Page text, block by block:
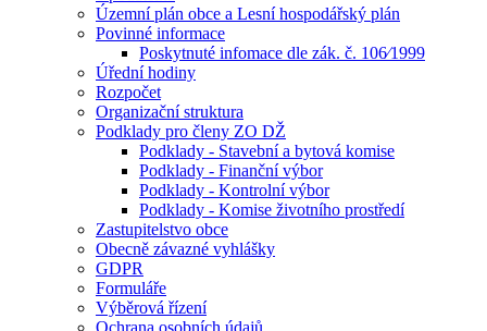
Územní plán obce a Lesní hospodářský plán
Povinné informace
Poskytnuté infomace dle zák. č. 106⁄1999
Úřední hodiny
Rozpočet
Organizační struktura
Podklady pro členy ZO DŽ
Podklady - Stavební a bytová komise
Podklady - Finanční výbor
Podklady - Kontrolní výbor
Podklady - Komise životního prostředí
Zastupitelstvo obce
Obecně závazné vyhlášky
GDPR
Formuláře
Výběrová řízení
Ochrana osobních údajů